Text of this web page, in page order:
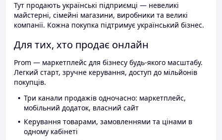
Тут продають українські підприємці — невеликі
майстерні, сімейні магазини, виробники та великі
компанії. Кожна покупка підтримує український бізнес.
Для тих, хто продає онлайн
Prom — маркетплейс для бізнесу будь-якого масштабу.
Легкий старт, зручне керування, доступ до мільйонів
покупців.
Три канали продажів одночасно: маркетплейс,
мобільний додаток, власний сайт
Керування товарами, замовленнями та цінами в
одному кабінеті